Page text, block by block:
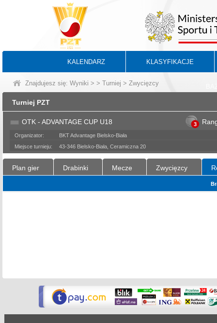
KALENDARZ KLASYFIKACJE
Znajdujesz się: Wyniki > > Turniej > Zwycięzcy
Turniej PZT
OTK - ADVANTAGE CUP U18 3
Organizator:
BKT Advantage Bielsko-Biała
Miejsce turnieju:
43-346 Bielsko-Biała, Ceramiczna 20
Plan gier Drabinki Mecze Zwycięzcy